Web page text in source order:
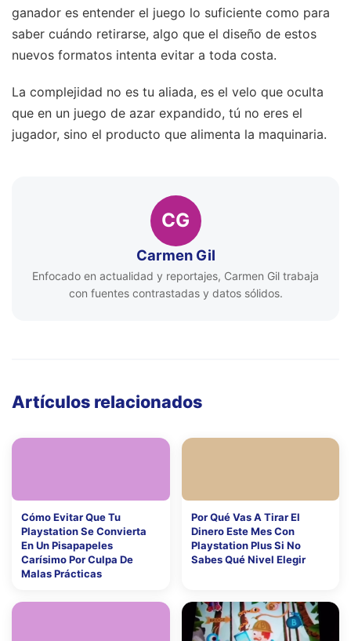
ganador es entender el juego lo suficiente como para
saber cuándo retirarse, algo que el diseño de estos
nuevos formatos intenta evitar a toda costa.
La complejidad no es tu aliada, es el velo que oculta
que en un juego de azar expandido, tú no eres el
jugador, sino el producto que alimenta la maquinaria.
CG
Carmen Gil
Enfocado en actualidad y reportajes, Carmen Gil trabaja
con fuentes contrastadas y datos sólidos.
Artículos relacionados
Cómo Evitar Que Tu
Playstation Se Convierta
En Un Pisapapeles
Carísimo Por Culpa De
Malas Prácticas
Por Qué Vas A Tirar El
Dinero Este Mes Con
Playstation Plus Si No
Sabes Qué Nivel Elegir